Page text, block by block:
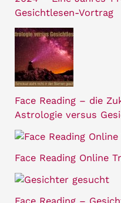
Gesichtlesen-Vortrag
Face Reading – die
Astrologie versus
Face Reading Online